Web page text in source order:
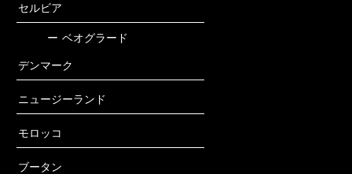
セルビア
ー ベオグラード
デンマーク
ニュージーランド
モロッコ
ブータン